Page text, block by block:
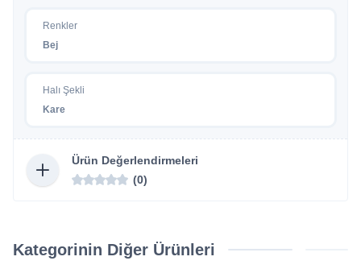
Renkler
Bej
Halı Şekli
Kare
Ürün Değerlendirmeleri
(0)
Kategorinin Diğer Ürünleri